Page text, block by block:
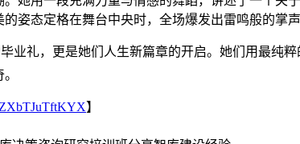
姿态定格在舞台中央时，全场爆发出雷鸣般的掌声
业礼，更是她们人生新篇章的开启。她们用最纯
】